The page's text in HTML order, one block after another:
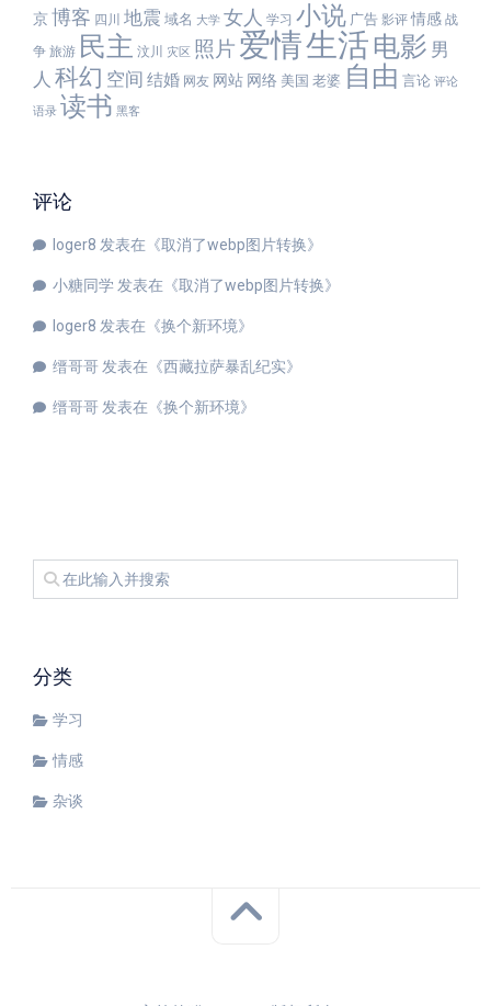
京博客 四川 地震 域名 大学 女人 学习 小说 广告 影评 情感 战
争 旅游 民主 汶川 灾区 照片 爱情生活 电影 男
人 科幻 空间 结婚 网友 网站 网络 美国 老婆 自由 言论 评论
语录 读书 黑客
评论
loger8 发表在《取消了webp图片转换》
小糖同学 发表在《取消了webp图片转换》
loger8 发表在《换个新环境》
缙哥哥 发表在《西藏拉萨暴乱纪实》
缙哥哥 发表在《换个新环境》
分类
学习
情感
杂谈